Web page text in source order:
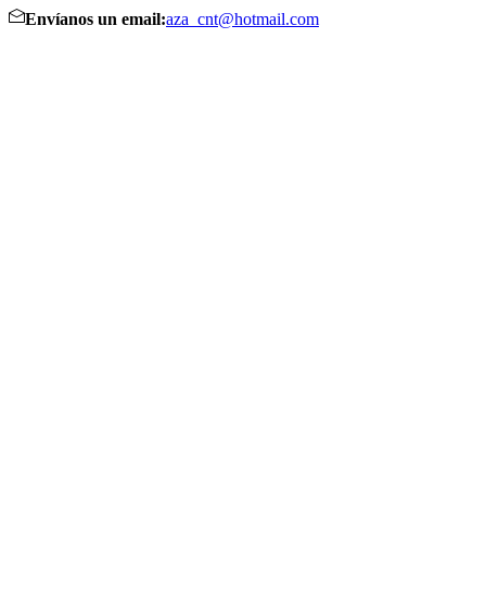
Envíanos un email:aza_cnt@hotmail.com